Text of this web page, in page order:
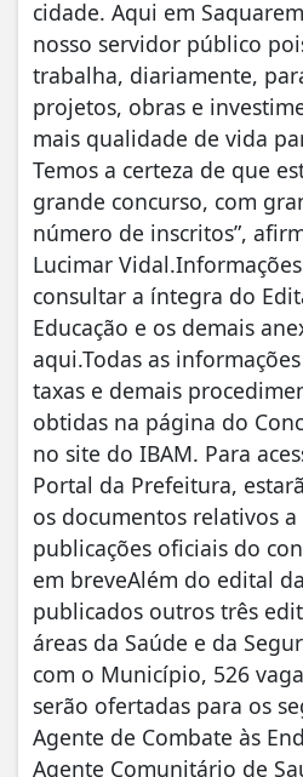
cidade. Aqui em
nosso servidor público
trabalha, diariamente,
projetos, obras e
mais qualidade de vida
Temos a certeza de que
grande concurso, com
número de inscritos”,
Lucimar
consultar a íntegra do
Educação e os demais
aqui.Todas as
taxas e demais
obtidas na página do
no site do IBAM. Para
Portal da Prefeitura,
os documentos relativos
publicações oficiais do
em breveAlém do edital
publicados outros três
áreas da Saúde e da
com o Município, 526
serão ofertadas para os
Agente de Combate às
Agente Comunitário de